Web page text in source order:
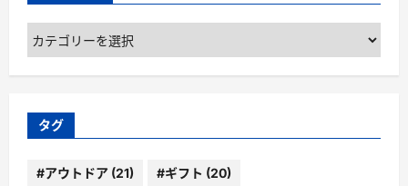
カ
テ
ゴ
ー
タグ
#アウトドア (21) #ギフト (20)